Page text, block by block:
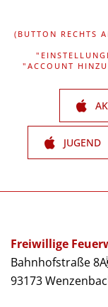
(BUTTON RECHTS
"ACCOUNT
JUGEND
Freiwillige
Bahnhofstraße
93173